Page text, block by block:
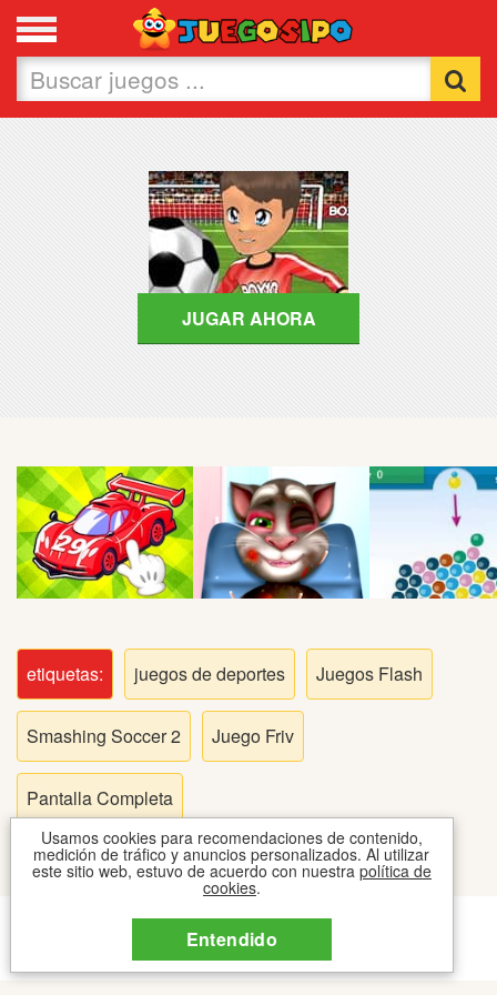
Favoritos
Nuevos
Carros
Peleas
Deportes
Puntería
Puzzles
Logica
Arcade
Motos
JUGAR AHORA
Usamos cookies para recomendaciones de contenido,
medición de tráfico y anuncios personalizados. Al utilizar
este sitio web, estuvo de acuerdo con nuestra política de
cookies.
Entendido
etiquetas: juegos de deportes Juegos Flash
Smashing Soccer 2 Juego Friv
Pantalla Completa
CONTACTO COOKIES TOS
2026 © JUEGOSIPO JUEGOS